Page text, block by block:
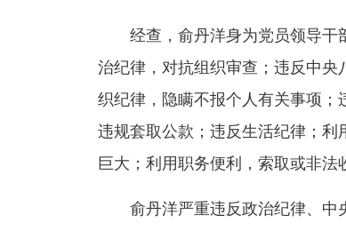
经查，俞丹洋身为党员领导干
治纪律，对抗组织审查；违反中央
织纪律，隐瞒不报个人有关事项；
违规套取公款；违反生活纪律；
巨大；利用职务便利，索取或非法
俞丹洋严重违反政治纪律、中